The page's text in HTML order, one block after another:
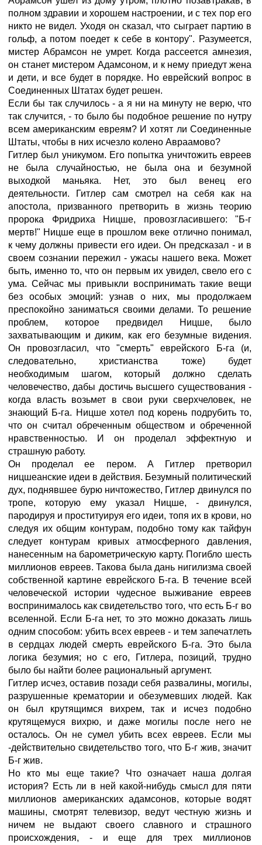
полном здравии и хорошем настроении, и с тех пор его
никто не видел. Уходя он сказал, что сыграет партию в
гольф, а потом поедет к себе в контору". Разумеется,
мистер Абрамсон не умрет. Когда рассеется амнезия,
он станет мистером Адамсоном, и к нему приедут жена
и дети, и все будет в порядке. Но еврейский вопрос в
Соединенных Штатах будет решен.
Если бы так случилось - а я ни на минуту не верю, что
так случится, - то было бы подобное решение по нутру
всем американским евреям? И хотят ли Соединенные
Штаты, чтобы в них исчезло колено Авраамово?
Гитлер был уникумом. Его попытка уничтожить евреев
не была случайностью, не была она и безумной
выходкой маньяка. Нет, это был венец его
деятельности. Гитлер сам смотрел на себя как на
апостола, призванного претворить в жизнь теорию
пророка Фридриха Ницше, провозгласившего: "Б-г
мертв!" Ницше еще в прошлом веке отлично понимал,
к чему должны привести его идеи. Он предсказал - и в
своем сознании пережил - ужасы нашего века. Может
быть, именно то, что он первым их увидел, свело его с
ума. Сейчас мы привыкли воспринимать такие вещи
без особых эмоций: узнав о них, мы продолжаем
преспокойно заниматься своими делами. То решение
проблем, которое предвидел Ницше, было
захватывающим и диким, как его безумные видения.
Он провозгласил, что "смерть" еврейского Б-га (и,
следовательно, христианства тоже) будет
необходимым шагом, который должно сделать
человечество, дабы достичь высшего существования -
когда власть возьмет в свои руки сверхчеловек, не
знающий Б-га. Ницше хотел под корень подрубить то,
что он считал обреченным обществом и обреченной
нравственностью. И он проделал эффектную и
страшную работу.
Он проделал ее пером. А Гитлер претворил
ницшеанские идеи в действия. Безумный политический
дух, поднявшее бурю ничтожество, Гитлер двинулся по
тропе, которую ему указал Ницше, - двинулся,
пародируя и проституируя его идеи, топя их в крови, но
следуя их общим контурам, подобно тому как тайфун
следует контурам кривых атмосферного давления,
нанесенным на барометрическую карту. Погибло шесть
миллионов евреев. Такова была дань нигилизма своей
собственной картине еврейского Б-га. В течение всей
человеческой истории чудесное выживание евреев
воспринималось как свидетельство того, что есть Б-г во
вселенной. Если Б-га нет, то это можно доказать лишь
одним способом: убить всех евреев - и тем запечатлеть
в сердцах людей смерть еврейского Б-га. Это была
логика безумия; но с его, Гитлера, позиций, трудно
было бы найти более рациональный аргумент.
Гитлер исчез, оставив позади себя развалины, могилы,
разрушенные крематории и обезумевших людей. Как
он был крутящимся вихрем, так и исчез подобно
крутящемуся вихрю, и даже могилы после него не
осталось. Он не сумел убить всех евреев. Если мы
-действительно свидетельство того, что Б-г жив, значит
Б-г жив.
Но кто мы еще такие? Что означает наша долгая
история? Есть ли в ней какой-нибудь смысл для пяти
миллионов американских адамсонов, которые водят
машины, смотрят телевизор, ведут честную жизнь и
ничем не выдают своего славного и страшного
происхождения, - и еще для трех миллионов